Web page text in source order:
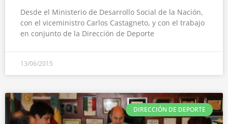
Desde el Ministerio de Desarrollo Social de la Nación,
con el viceministro Carlos Castagneto, y con el trabajo
en conjunto de la Dirección de Deporte
13/06/2015
DIRECCIÓN DE DEPORTE